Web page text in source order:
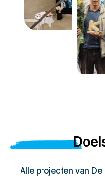
Alle projecten van De